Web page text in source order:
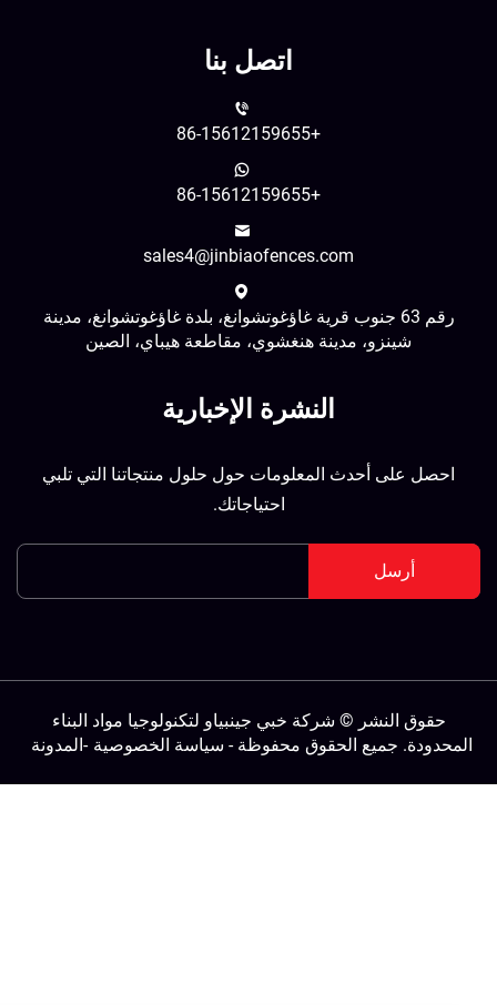
اتصل بنا
sales4@jinbiaofences.com
رقم 63 جنوب قرية غاؤغوتشوانغ، بلدة غاؤغوتشوانغ، مدينة
شينزو، مدينة هنغشوي، مقاطعة هيباي، الصين
النشرة الإخبارية
احصل على أحدث المعلومات حول حلول منتجاتنا التي تلبي
احتياجاتك.
أرسل
حقوق النشر © شركة خبي جينبياو لتكنولوجيا مواد البناء
جميع الحقوق محفوظة -سياسة الخصوصية -المدونة